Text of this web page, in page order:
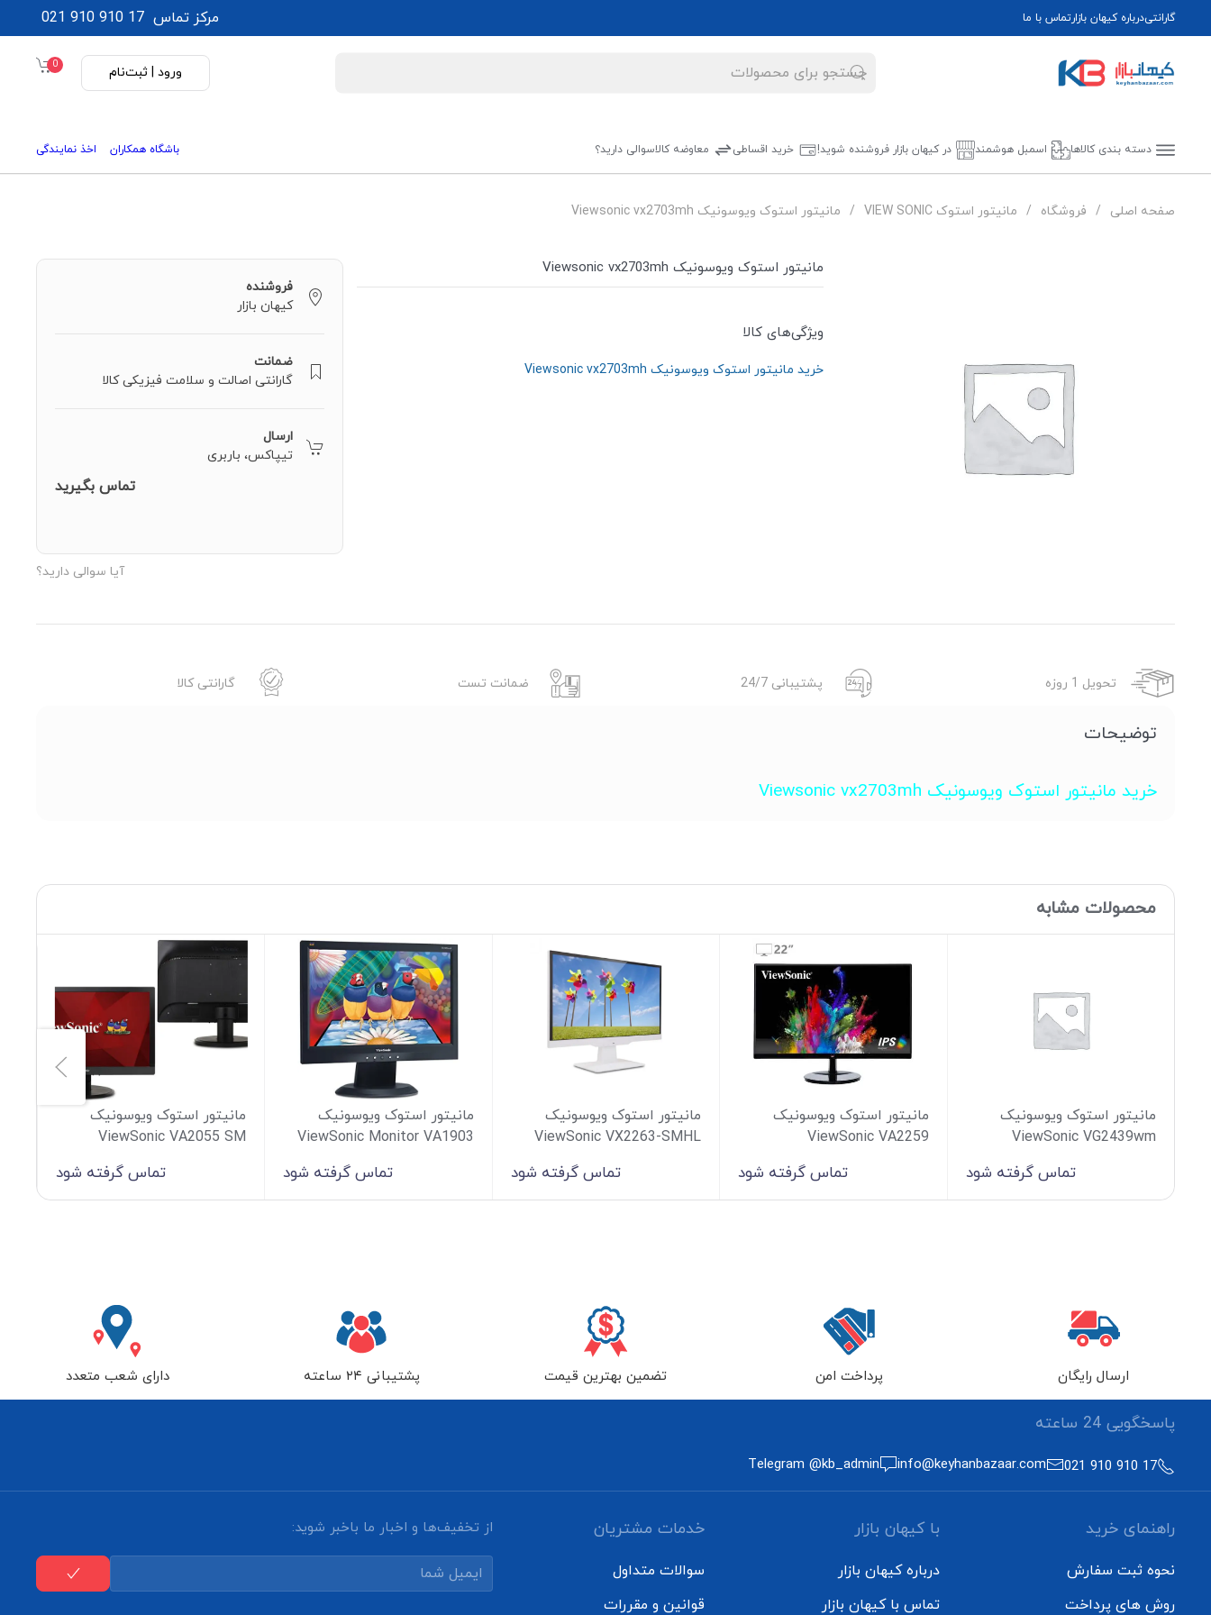
گارانتیدرباره کیهان بازارتماس با ما مرکز تماس 021 910 910 17
ورود | ثبت‌نام 0
دسته بندی کالاها اسمبل هوشمند در کیهان بازار فروشنده شوید! خرید اقساطی معاوضه کالاسوالی دارید؟ باشگاه همکاران اخذ نمایندگی
صفحه اصلی فروشگاه مانیتور استوک VIEW SONIC مانیتور استوک ویوسونیک Viewsonic vx2703mh
مانیتور استوک ویوسونیک Viewsonic vx2703mh
ویژگی‌های کالا
خرید مانیتور استوک ویوسونیک Viewsonic vx2703mh
فروشنده
کیهان بازار
ضمانت
گارانتی اصالت و سلامت فیزیکی کالا
ارسال
تیپاکس، باربری
تماس بگیرید
آیا سوالی دارید؟
تحویل 1 روزه پشتیبانی 24/7 ضمانت تست گارانتی کالا
توضیحات
خرید مانیتور استوک ویوسونیک Viewsonic vx2703mh
محصولات مشابه
مانیتور استوک ویوسونیک
ViewSonic VG2439wm
تماس گرفته شود
مانیتور استوک ویوسونیک
ViewSonic VA2259
تماس گرفته شود
مانیتور استوک ویوسونیک
ViewSonic VX2263-SMHL
تماس گرفته شود
مانیتور استوک ویوسونیک
ViewSonic Monitor VA1903
تماس گرفته شود
مانیتور استوک ویوسونیک
ViewSonic VA2055 SM
تماس گرفته شود
ارسال رایگان پرداخت امن تضمین بهترین قیمت پشتیبانی ۲۴ ساعته دارای شعب متعدد
پاسخگویی 24 ساعته
17 910 910 021
info@keyhanbazaar.com
Telegram @kb_admin
راهنمای خرید
نحوه ثبت سفارش
روش های پرداخت
با کیهان بازار
درباره کیهان بازار
تماس با کیهان بازار
خدمات مشتریان
سوالات متداول
قوانین و مقررات
از تخفیف‌ها و اخبار ما باخبر شوید: